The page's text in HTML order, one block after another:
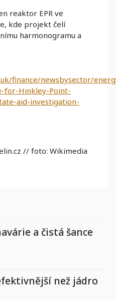
reaktor EPR ve
kde projekt čelí
harmonogramu a
finance/newsbysector/
for-Hinkley-Point-
aid-investigation-
// foto: Wikimedia
a čistá šance
než jádro